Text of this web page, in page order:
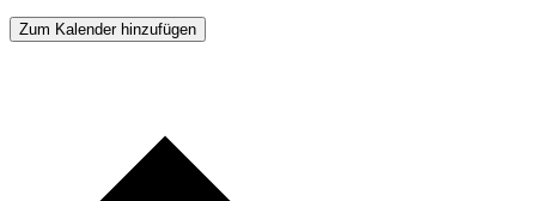
Zum Kalender hinzufügen